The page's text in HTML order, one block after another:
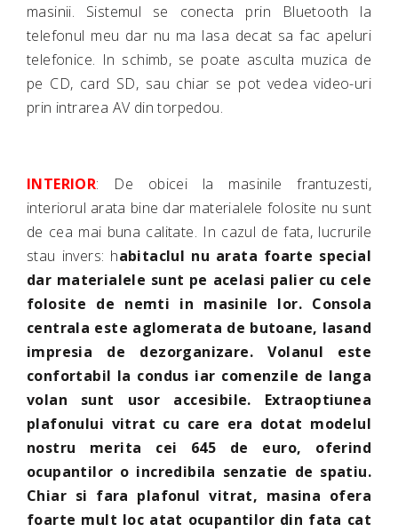
masinii. Sistemul se conecta prin Bluetooth la
telefonul meu dar nu ma lasa decat sa fac apeluri
telefonice. In schimb, se poate asculta muzica de
pe CD, card SD, sau chiar se pot vedea video-uri
prin intrarea AV din torpedou.
INTERIOR: De obicei la masinile frantuzesti,
interiorul arata bine dar materialele folosite nu sunt
de cea mai buna calitate. In cazul de fata, lucrurile
stau invers: habitaclul nu arata foarte special
dar materialele sunt pe acelasi palier cu cele
folosite de nemti in masinile lor. Consola
centrala este aglomerata de butoane, lasand
impresia de dezorganizare. Volanul este
confortabil la condus iar comenzile de langa
volan sunt usor accesibile. Extraoptiunea
plafonului vitrat cu care era dotat modelul
nostru merita cei 645 de euro, oferind
ocupantilor o incredibila senzatie de spatiu.
Chiar si fara plafonul vitrat, masina ofera
foarte mult loc atat ocupantilor din fata cat